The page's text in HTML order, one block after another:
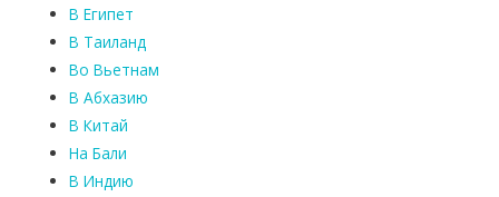
В Египет
В Таиланд
Во Вьетнам
В Абхазию
В Китай
На Бали
В Индию